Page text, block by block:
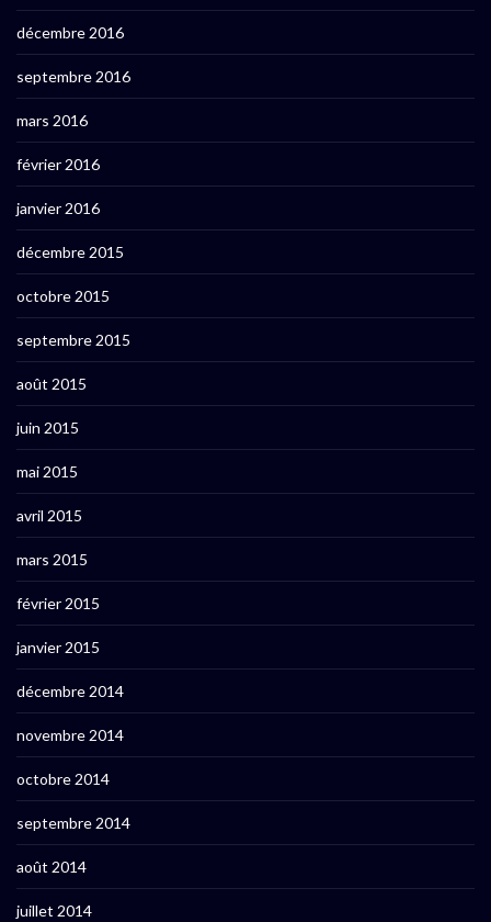
décembre 2016
septembre 2016
mars 2016
février 2016
janvier 2016
décembre 2015
octobre 2015
septembre 2015
août 2015
juin 2015
mai 2015
avril 2015
mars 2015
février 2015
janvier 2015
décembre 2014
novembre 2014
octobre 2014
septembre 2014
août 2014
juillet 2014